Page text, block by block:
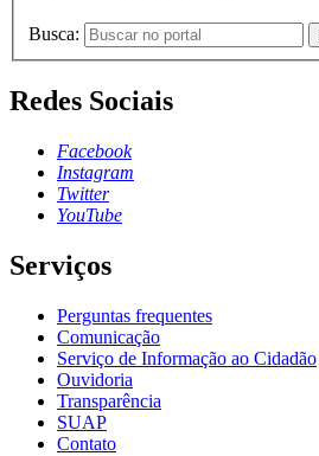
Busca:
Redes Sociais
Facebook
Instagram
Twitter
YouTube
Serviços
Perguntas frequentes
Comunicação
Serviço de Informação ao Cidadão
Ouvidoria
Transparência
SUAP
Contato